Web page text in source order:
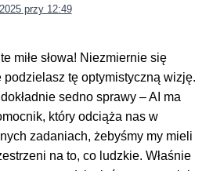
przy 12:49
miłe słowa! Niezmiernie się
podzielasz tę optymistyczną wizję.
sedno sprawy – AI ma
który odciąża nas w
zadaniach, żebyśmy my mieli
na to, co ludzkie. Właśnie